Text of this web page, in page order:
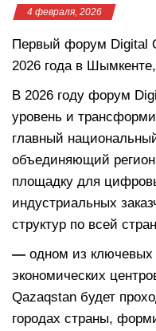
4 февраля, 2026
Первый форум Digital
2026 года в
В 2026 году форум
уровень и
главный
объединяющий
площадку для
индустриальных
структур по всей
— одном из
экономических
Qazaqstan будет
городах страны,